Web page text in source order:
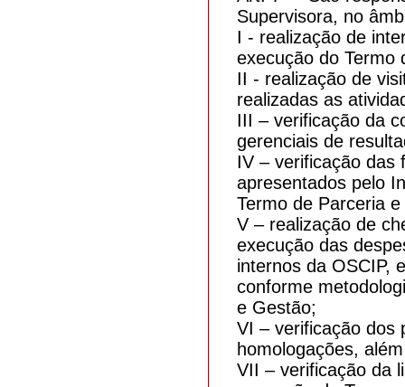
Supervisora, no
I - realização de
execução do Termo
II - realização de
realizadas as
III – verificação da
gerenciais de
IV – verificação das
apresentados pelo
Termo de Parceria
V – realização de
execução das
internos da OSCIP,
conforme
e Gestão;
VI – verificação dos
homologações,
VII – verificação da